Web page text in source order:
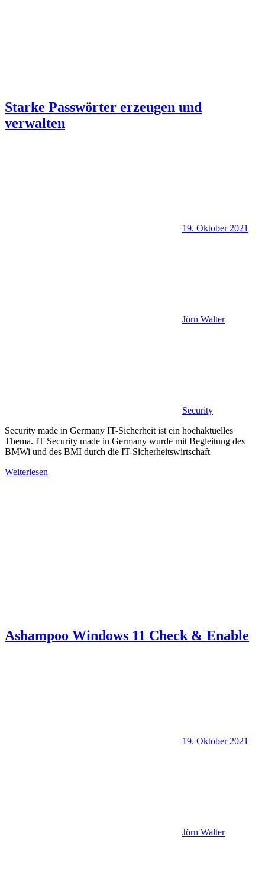
Starke Passwörter erzeugen und
verwalten
19. Oktober 2021
Jörn Walter
Security
Security made in Germany IT-Sicherheit ist ein hochaktuelles
Thema. IT Security made in Germany wurde mit Begleitung des
BMWi und des BMI durch die IT-Sicherheitswirtschaft
Weiterlesen
Ashampoo Windows 11 Check & Enable
19. Oktober 2021
Jörn Walter